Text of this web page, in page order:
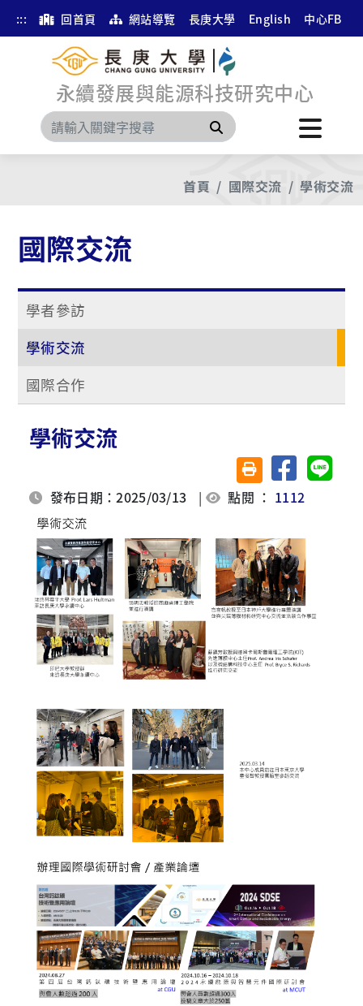
::: 回首頁 網站導覽 長庚大學 English 中心FB
永續發展與能源科技研究中心
搜尋
首頁 國際交流 學術交流
國際交流
學者參訪
學術交流
國際合作
學術交流
友善列印(另開視窗)
分享至臉書分享
發布日期：2025/03/13 | 點閱 ： 1112